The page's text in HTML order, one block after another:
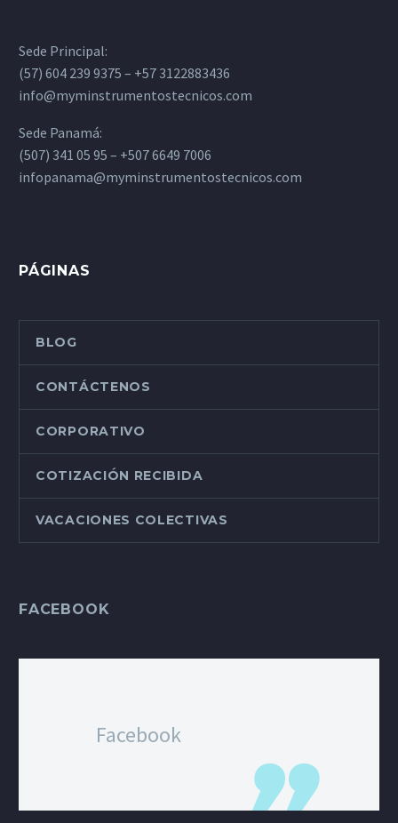
Sede Principal:
(57) 604 239 9375 – +57 3122883436
info@myminstrumentostecnicos.com
Sede Panamá:
(507) 341 05 95 – +507 6649 7006
infopanama@myminstrumentostecnicos.com
PÁGINAS
BLOG
CONTÁCTENOS
CORPORATIVO
COTIZACIÓN RECIBIDA
VACACIONES COLECTIVAS
FACEBOOK
Facebook